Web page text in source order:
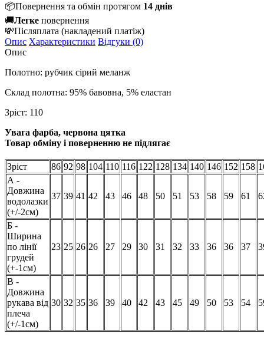
📦Повернення та обмін протягом 14 днів
🚚Легке повернення
💸Післяплата (накладений платіж)
Опис Характеристики Відгуки (0)
Опис
Полотно: рубчик сірий меланж
Склад полотна: 95% бавовна, 5% еластан
Зріст: 110
Увага фарба, червона цятка
Товар обміну і поверненню не підлягає
Зріст 86 92 98 104 110 116 122 128 134 140 146 152 158
А -
Довжина
водолазки
(+/-2см)
37 39 41 42 43 46 48 50 51 53 58 59 61
Б -
Ширина
по лінії
грудей
(+-1см)
23 25 26 26 27 29 30 31 32 33 36 36 37
В -
Довжина
рукава від
плеча
(+/-1см)
30 32 35 36 39 40 42 43 45 49 50 53 54